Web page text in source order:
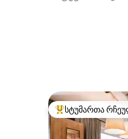
სტუმართა რჩეული
სტუმართა